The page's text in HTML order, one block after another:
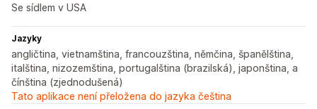
Se sídlem v USA
Jazyky
angličtina, vietnamština, francouzština, němčina, španělština,
italština, nizozemština, portugalština (brazilská), japonština, a
čínština (zjednodušená)
Tato aplikace není přeložena do jazyka čeština